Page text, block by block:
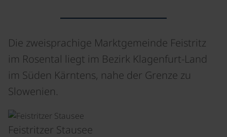
Die zweisprachige Marktgemeinde Feistritz
im Rosental liegt im Bezirk Klagenfurt-Land
im Süden Kärntens, nahe der Grenze zu
Slowenien.
Feistritzer Stausee